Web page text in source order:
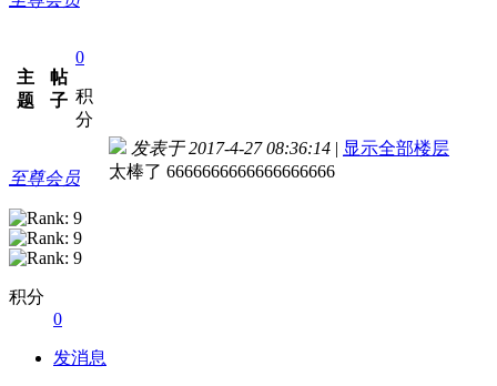
主
题
帖
子
0
积
分
至尊会员
积分
0
发消息
发表于 2017-4-27 08:36:14 | 显示全部楼层
太棒了 6666666666666666666